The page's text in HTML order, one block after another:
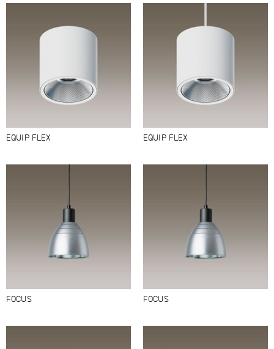
EQUIP FLEX EQUIP FLEX
FOCUS FOCUS